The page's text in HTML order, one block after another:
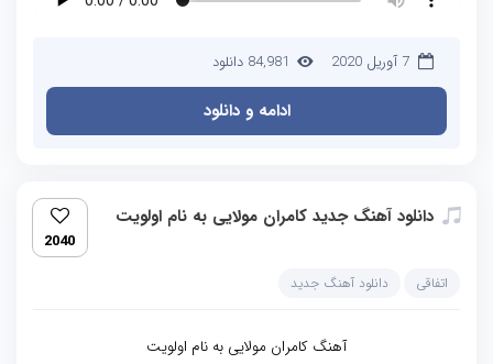
7 آوریل 2020 84,981 دانلود
ادامه و دانلود
دانلود آهنگ جدید کامران مولایی به نام اولویت
2040
اتفاقی دانلود آهنگ جدید
آهنگ کامران مولایی به نام اولویت